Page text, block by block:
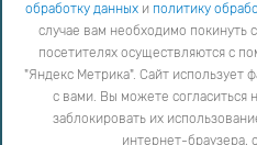
Продолжая использование сайта, вы
обработки персональных данных
в ином случае
данных о посетителях осуществляются с
Сайт использует файлы cookies для
использование cookies или заблокировать их
обработку данных и политику
случае вам необходимо покинуть
посетителях осуществляются с
"Яндекс Метрика". Сайт использует
с вами. Вы можете согласиться
заблокировать их
интернет-браузера,